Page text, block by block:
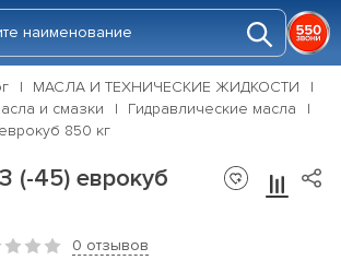
МАСЛА И ТЕХНИЧЕСКИЕ ЖИДКОСТИ
и смазки
Гидравлические масла
850 кг
(-45) еврокуб
0 отзывов